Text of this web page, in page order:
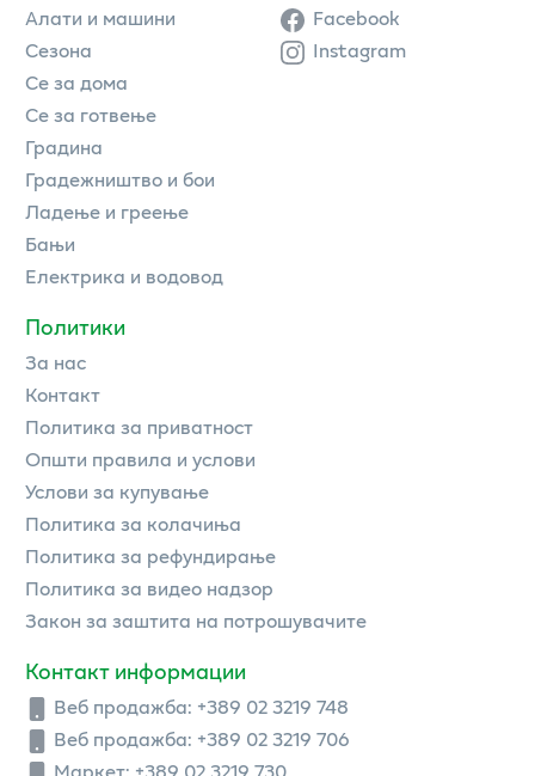
Алати и машини
Сезона
Се за дома
Се за готвење
Градина
Градежништво и бои
Ладење и греење
Бањи
Електрика и водовод
Политики
За нас
Контакт
Политика за приватност
Општи правила и услови
Услови за купување
Политика за колачиња
Политика за рефундирање
Политика за видео надзор
Закон за заштита на потрошувачите
Контакт информации
Веб продажба: +389 02 3219 748
Веб продажба: +389 02 3219 706
Facebook
Instagram